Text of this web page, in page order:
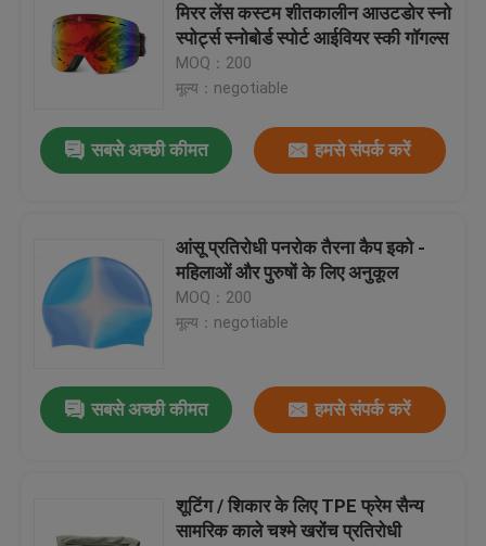
मिरर लेंस कस्टम शीतकालीन आउटडोर स्नो
स्पोर्ट्स स्नोबोर्ड स्पोर्ट आईवियर स्की गॉगल्स
MOQ：200
मूल्य：negotiable
सबसे अच्छी कीमत हमसे संपर्क करें
आंसू प्रतिरोधी पनरोक तैरना कैप इको -
महिलाओं और पुरुषों के लिए अनुकूल
MOQ：200
मूल्य：negotiable
सबसे अच्छी कीमत हमसे संपर्क करें
शूटिंग / शिकार के लिए TPE फ्रेम सैन्य
सामरिक काले चश्मे खरोंच प्रतिरोधी